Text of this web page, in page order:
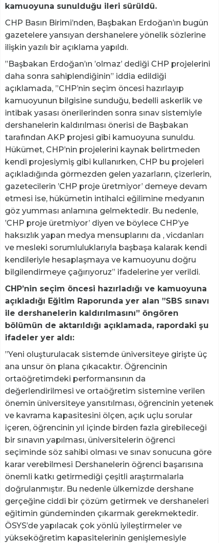
kamuoyuna sunulduğu ileri sürüldü.
CHP Basın Birimi’nden, Başbakan Erdoğan’ın bugün
gazetelere yansıyan dershanelere yönelik sözlerine
ilişkin yazılı bir açıklama yapıldı.
”Başbakan Erdoğan’ın ’olmaz’ dediği CHP projelerini
daha sonra sahiplendiğinin” iddia edildiği
açıklamada, ”CHP’nin seçim öncesi hazırlayıp
kamuoyunun bilgisine sunduğu, bedelli askerlik ve
intibak yasası önerilerinden sonra sınav sistemiyle
dershanelerin kaldırılması önerisi de Başbakan
tarafından AKP projesi gibi kamuoyuna sunuldu.
Hükümet, CHP’nin projelerini kaynak belirtmeden
kendi projesiymiş gibi kullanırken, CHP bu projeleri
açıkladığında görmezden gelen yazarların, çizerlerin,
gazetecilerin ’CHP proje üretmiyor’ demeye devam
etmesi ise, hükümetin intihalci eğilimine medyanın
göz yumması anlamına gelmektedir. Bu nedenle,
’CHP proje üretmiyor’ diyen ve böylece CHP’ye
haksızlık yapan medya mensuplarını da , vicdanları
ve mesleki sorumluluklarıyla başbaşa kalarak kendi
kendileriyle hesaplaşmaya ve kamuoyunu doğru
bilgilendirmeye çağırıyoruz” ifadelerine yer verildi.
CHP’nin seçim öncesi hazırladığı ve kamuoyuna
açıkladığı Eğitim Raporunda yer alan ”SBS sınavı
ile dershanelerin kaldırılmasını” öngören
bölümün de aktarıldığı açıklamada, rapordaki şu
ifadeler yer aldı:
”Yeni oluşturulacak sistemde üniversiteye girişte üç
ana unsur ön plana çıkacaktır. Öğrencinin
ortaöğretimdeki performansının da
değerlendirilmesi ve ortaöğretim sistemine verilen
önemin üniversiteye yansıtılması, öğrencinin yetenek
ve kavrama kapasitesini ölçen, açık uçlu sorular
içeren, öğrencinin yıl içinde birden fazla girebileceği
bir sınavın yapılması, üniversitelerin öğrenci
seçiminde söz sahibi olması ve sınav sonucuna göre
karar verebilmesi Dershanelerin öğrenci başarısına
önemli katkı getirmediği çeşitli araştırmalarla
doğrulanmıştır. Bu nedenle ülkemizde dershane
gerçeğine ciddi bir çözüm getirmek ve dershaneleri
eğitimin gündeminden çıkarmak gerekmektedir.
ÖSYS’de yapılacak çok yönlü iyileştirmeler ve
yükseköğretim kapasitelerinin genişlemesiyle